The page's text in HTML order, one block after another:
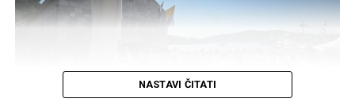
Vrhunac razgovora između uskrslog Isusa i Petra
više ne koristi riječ „agape“. On Petra pita:
Odnosno:„Petre, voliš li me barem onom
NASTAVI ČITATI